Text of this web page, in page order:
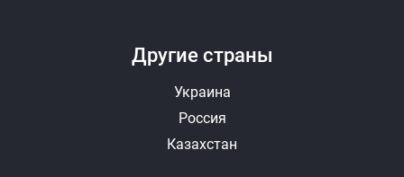
Другие страны
Украина
Россия
Казахстан